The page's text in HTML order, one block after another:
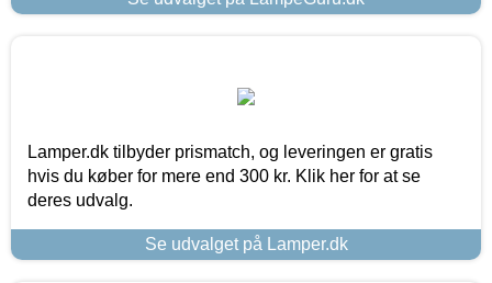
Lamper.dk tilbyder prismatch, og leveringen er gratis
hvis du køber for mere end 300 kr. Klik her for at se
deres udvalg.
Se udvalget på Lamper.dk